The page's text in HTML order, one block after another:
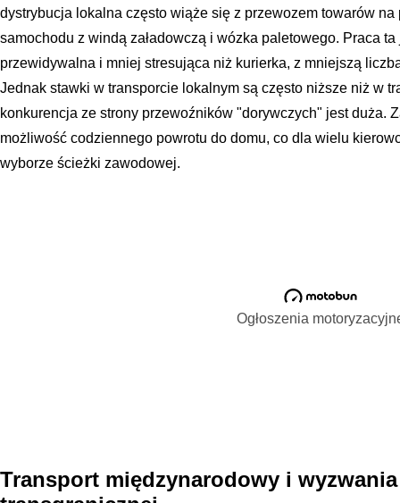
dystrybucja lokalna często wiąże się z przewozem towarów
samochodu z windą załadowczą i wózka paletowego. Praca
przewidywalna i mniej stresująca niż kurierka, z mniejszą
Jednak stawki w transporcie lokalnym są często niższe niż w
konkurencja ze strony przewoźników "dorywczych" jest duża.
możliwość codziennego powrotu do domu, co dla wielu
wyborze ścieżki zawodowej.
Ogłoszenia
Transport międzynarodowy i